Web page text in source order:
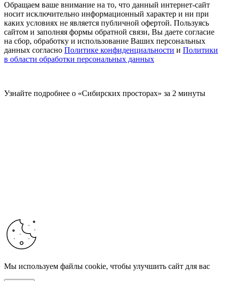
Обращаем ваше внимание на то, что данный интернет-сайт
носит исключительно информационный характер и ни при
каких условиях не является публичной офертой. Пользуясь
сайтом и заполняя формы обратной связи, Вы даете согласие
на сбор, обработку и использование Ваших персональных
данных согласно Политике конфиденциальности и Политики
в области обработки персональных данных
Узнайте подробнее о «Сибирских просторах» за 2 минуты
Мы используем файлы cookie, чтобы улучшить сайт для вас